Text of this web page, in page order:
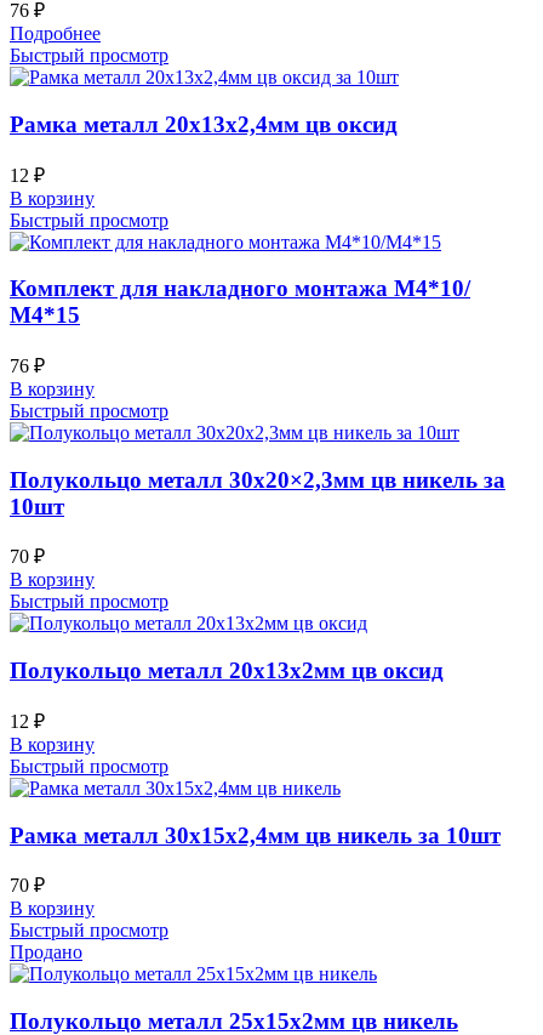
76 ₽
Подробнее
Быстрый просмотр
Рамка металл 20х13х2,4мм цв оксид
12 ₽
В корзину
Быстрый просмотр
Комплект для накладного монтажа М4*10/
М4*15
76 ₽
В корзину
Быстрый просмотр
Полукольцо металл 30х20×2,3мм цв никель за
10шт
70 ₽
В корзину
Быстрый просмотр
Полукольцо металл 20х13х2мм цв оксид
12 ₽
В корзину
Быстрый просмотр
Рамка металл 30х15х2,4мм цв никель за 10шт
70 ₽
В корзину
Быстрый просмотр
Продано
Полукольцо металл 25х15х2мм цв никель